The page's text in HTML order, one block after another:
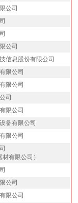
公司
公司
信息股份有限公司
限公司
限公司
司
限公司
备有限公司
限公司
有限公司）
公司
限公司